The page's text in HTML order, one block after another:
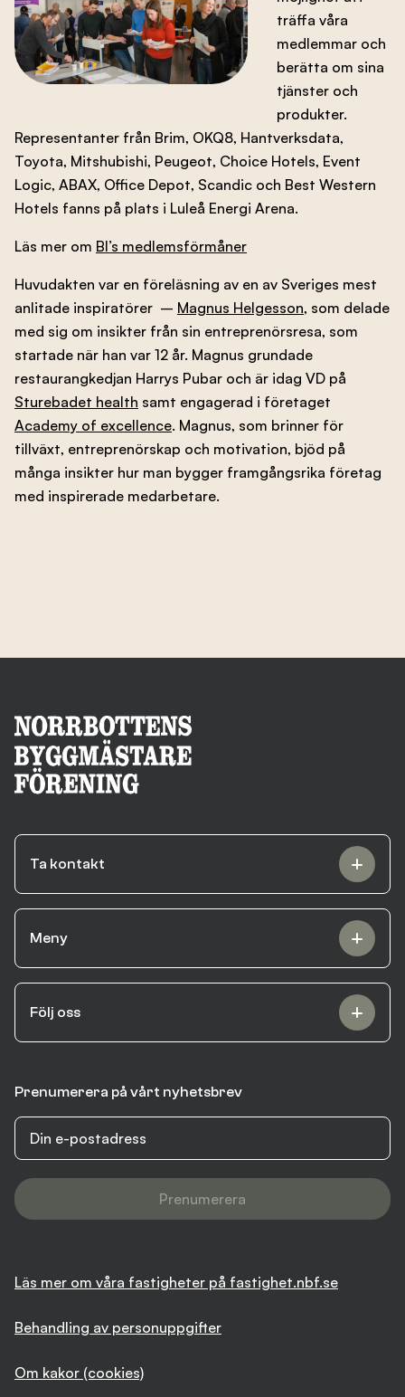
träffa våra
medlemmar och
berätta om sina
tjänster och
produkter.
Representanter från Brim, OKQ8, Hantverksdata,
Toyota, Mitshubishi, Peugeot, Choice Hotels, Event
Logic, ABAX, Office Depot, Scandic och Best Western
Hotels fanns på plats i Luleå Energi Arena.
Läs mer om BI’s medlemsförmåner
Huvudakten var en föreläsning av en av Sveriges mest
anlitade inspiratörer – Magnus Helgesson, som delade
med sig om insikter från sin entreprenörsresa, som
startade när han var 12 år. Magnus grundade
restaurangkedjan Harrys Pubar och är idag VD på
Sturebadet health samt engagerad i företaget
Academy of excellence. Magnus, som brinner för
tillväxt, entreprenörskap och motivation, bjöd på
många insikter hur man bygger framgångsrika företag
med inspirerade medarbetare.
Prenumerera på vårt nyhetsbrev
Prenumerera
Ta kontakt
Meny
Följ oss
Läs mer om våra fastigheter på fastighet.nbf.se
Behandling av personuppgifter
Om kakor (cookies)